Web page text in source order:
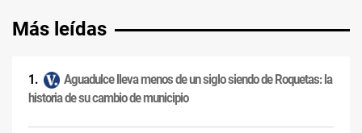
Más leídas
Aguadulce lleva menos de un siglo siendo de Roquetas: la
historia de su cambio de municipio